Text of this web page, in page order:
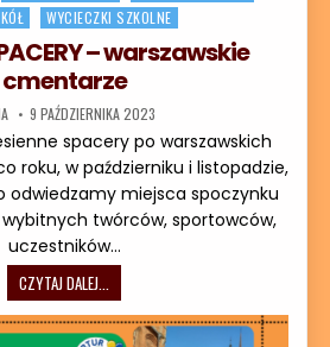
WYCIECZKI SZKOLNE
– warszawskie
cmentarze
DATA PUBLIKACJI:
9 PAŹDZIERNIKA 2023
spacery po warszawskich
roku, w październiku i listopadzie,
odwiedzamy miejsca spoczynku
wybitnych twórców, sportowców,
uczestników…
CZYTAJ DALEJ...